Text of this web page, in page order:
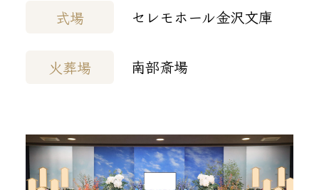
式場 セレモホール金沢文庫
火葬場 南部斎場